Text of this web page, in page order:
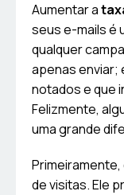
Aumentar a
seus e-mails é
qualquer
apenas enviar;
notados e que
Felizmente,
uma grande
Primeiramente,
de visitas. Ele